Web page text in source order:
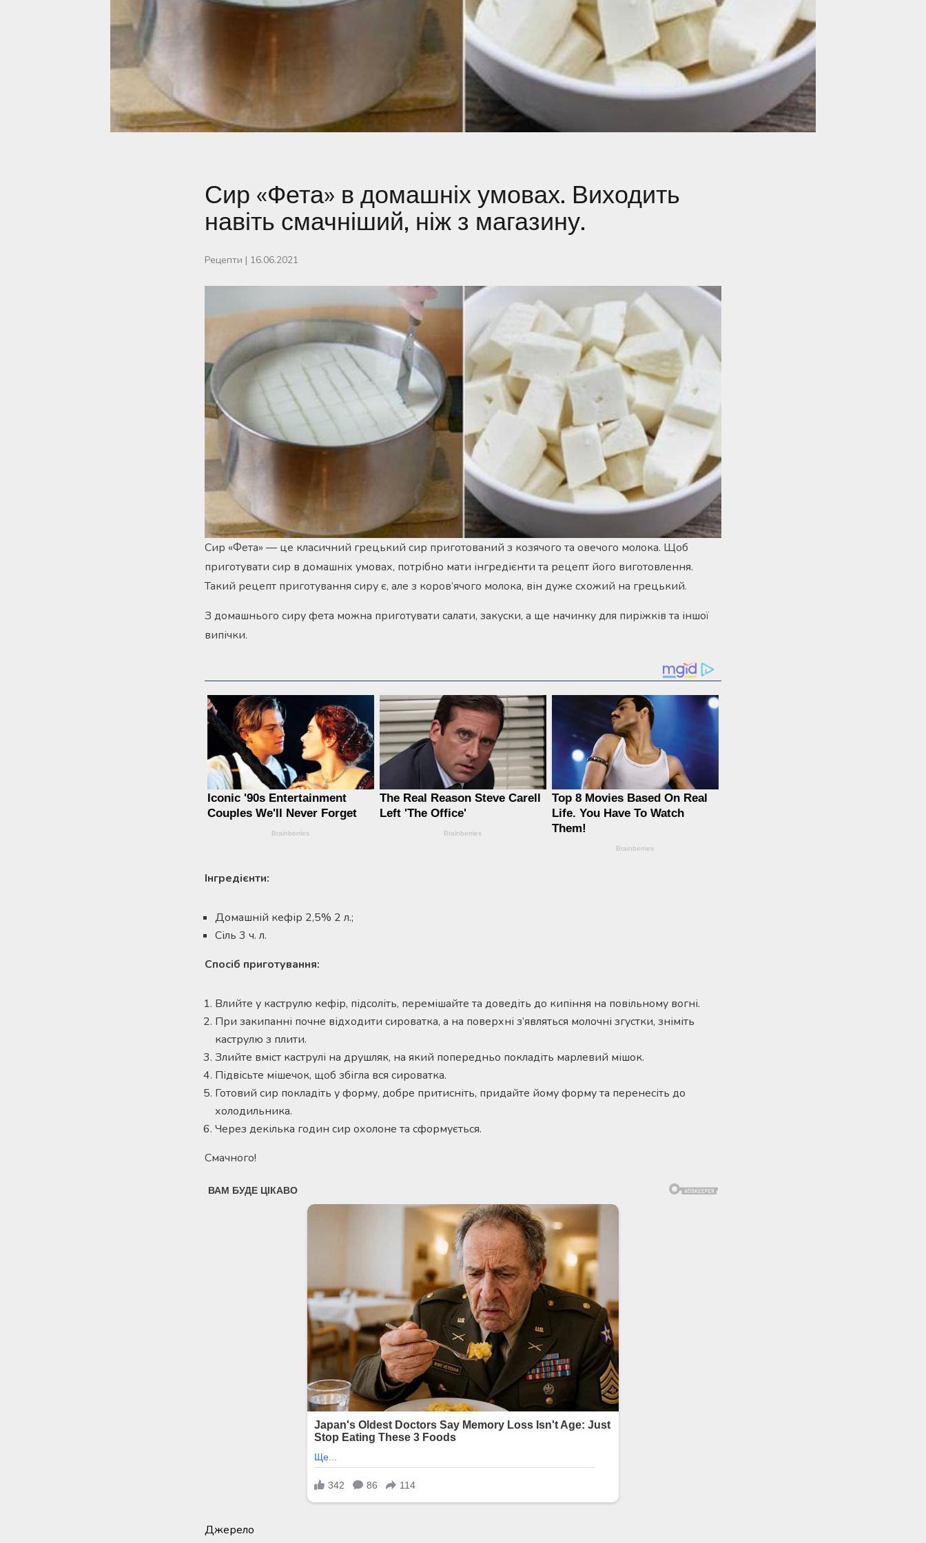
Сир «Фета» в домашніх умовах. Виходить
навіть смачніший, ніж з магазину.
Рецепти | 16.06.2021
Сир «Фета» — це класичний грецький сир приготований з козячого та овечого молока. Щоб
приготувати сир в домашніх умовах, потрібно мати інгредієнти та рецепт його виготовлення.
Такий рецепт приготування сиру є, але з коров’ячого молока, він дуже схожий на грецький.
З домашнього сиру фета можна приготувати салати, закуски, а ще начинку для пиріжків та іншої
випічки.
Інгредієнти:
Домашній кефір 2,5% 2 л.;
Сіль 3 ч. л.
Спосіб приготування:
Влийте у каструлю кефір, підсоліть, перемішайте та доведіть до кипіння на повільному вогні.
При закипанні почне відходити сироватка, а на поверхні з’являться молочні згустки, зніміть
каструлю з плити.
Злийте вміст каструлі на друшляк, на який попередньо покладіть марлевий мішок.
Підвісьте мішечок, щоб збігла вся сироватка.
Готовий сир покладіть у форму, добре притисніть, придайте йому форму та перенесіть до
холодильника.
Через декілька годин сир охолоне та сформується.
Смачного!
Джерело